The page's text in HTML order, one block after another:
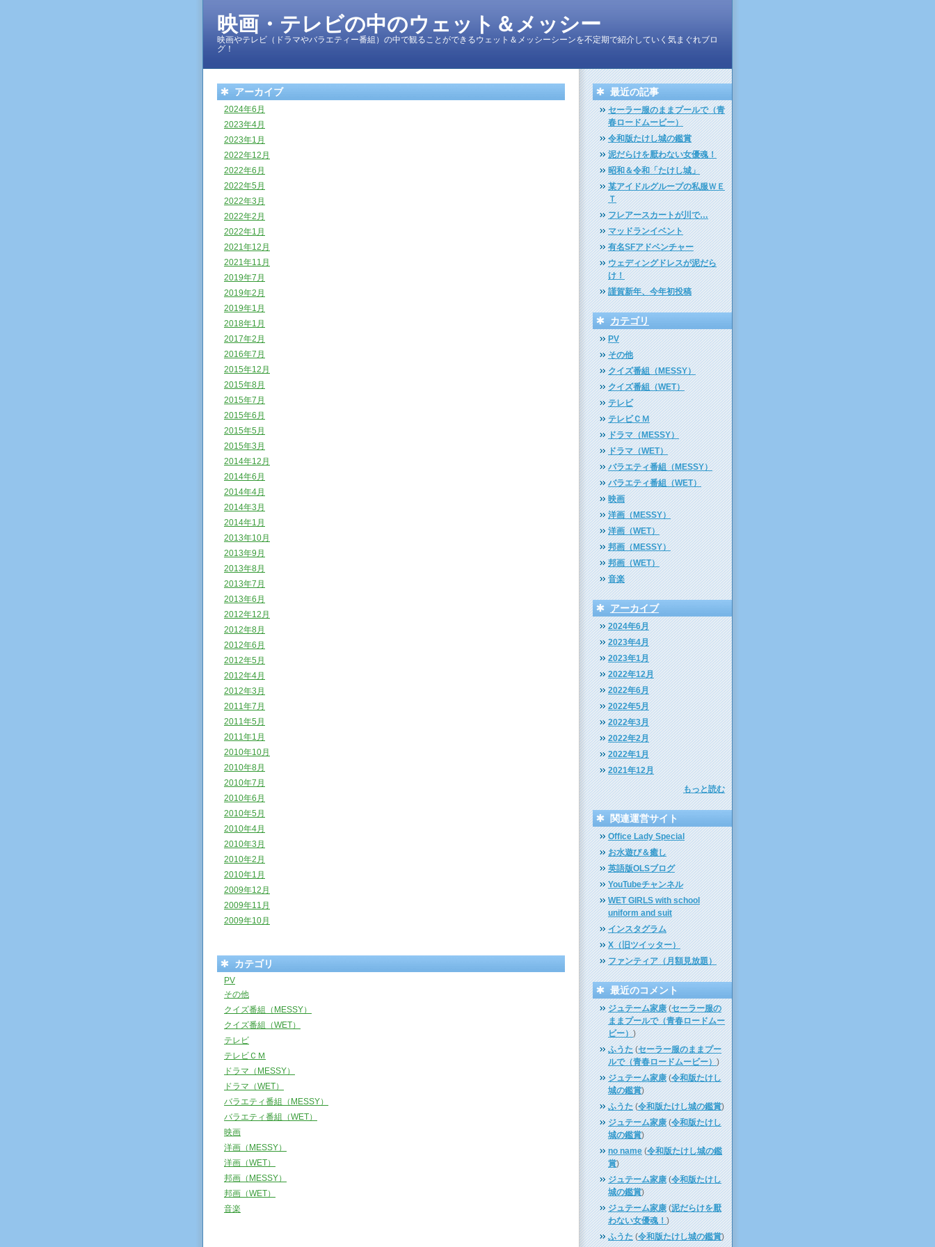
映画・テレビの中のウェット＆メッシー
映画やテレビ（ドラマやバラエティー番組）の中で観ることができるウェット＆メッシーシーンを不定期で紹介していく気まぐれブロ
グ！
アーカイブ
2024年6月
2023年4月
2023年1月
2022年12月
2022年6月
2022年5月
2022年3月
2022年2月
2022年1月
2021年12月
2021年11月
2019年7月
2019年2月
2019年1月
2018年1月
2017年2月
2016年7月
2015年12月
2015年8月
2015年7月
2015年6月
2015年5月
2015年3月
2014年12月
2014年6月
2014年4月
2014年3月
2014年1月
2013年10月
2013年9月
2013年8月
2013年7月
2013年6月
2012年12月
2012年8月
2012年6月
2012年5月
2012年4月
2012年3月
2011年7月
2011年5月
2011年1月
2010年10月
2010年8月
2010年7月
2010年6月
2010年5月
2010年4月
2010年3月
2010年2月
2010年1月
2009年12月
2009年11月
2009年10月
カテゴリ
PV
その他
クイズ番組（MESSY）
クイズ番組（WET）
テレビ
テレビＣＭ
ドラマ（MESSY）
ドラマ（WET）
バラエティ番組（MESSY）
バラエティ番組（WET）
映画
洋画（MESSY）
洋画（WET）
邦画（MESSY）
邦画（WET）
音楽
最近の記事
セーラー服のままプールで（青
春ロードムービー）
令和版たけし城の鑑賞
泥だらけを厭わない女優魂！
昭和＆令和「たけし城」
某アイドルグループの私服ＷＥ
Ｔ
フレアースカートが川で…
マッドランイベント
有名SFアドベンチャー
ウェディングドレスが泥だら
け！
謹賀新年、今年初投稿
カテゴリ
PV
その他
クイズ番組（MESSY）
クイズ番組（WET）
テレビ
テレビＣＭ
ドラマ（MESSY）
ドラマ（WET）
バラエティ番組（MESSY）
バラエティ番組（WET）
映画
洋画（MESSY）
洋画（WET）
邦画（MESSY）
邦画（WET）
音楽
アーカイブ
2024年6月
2023年4月
2023年1月
2022年12月
2022年6月
2022年5月
2022年3月
2022年2月
2022年1月
2021年12月
もっと読む
関連運営サイト
Office Lady Special
お水遊び＆癒し
英語版OLSブログ
YouTubeチャンネル
WET GIRLS with school
uniform and suit
インスタグラム
X（旧ツイッター）
ファンティア（月額見放題）
最近のコメント
ジュテーム家康(セーラー服の
ままプールで（青春ロードムー
ビー）)
ふうた(セーラー服のままプー
ルで（青春ロードムービー）)
ジュテーム家康(令和版たけし
城の鑑賞)
ふうた(令和版たけし城の鑑賞)
ジュテーム家康(令和版たけし
城の鑑賞)
no name(令和版たけし城の鑑
賞)
ジュテーム家康(令和版たけし
城の鑑賞)
ジュテーム家康(泥だらけを厭
わない女優魂！)
ふうた(令和版たけし城の鑑賞)